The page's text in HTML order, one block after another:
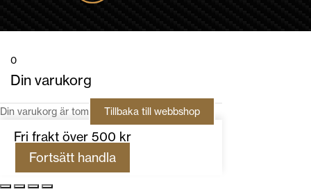
0
Din varukorg
Din varukorg är tom Tillbaka till webbshop
Fri frakt över 500 kr
Fortsätt handla